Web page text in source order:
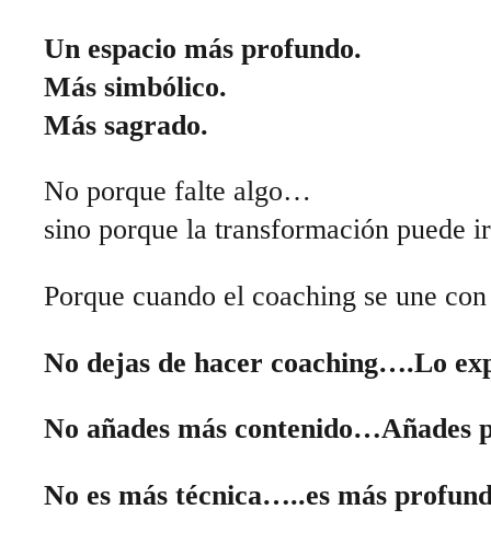
Un espacio más profundo.
Más simbólico.
Más sagrado.
No porque falte algo…
sino porque la transformación puede
Porque cuando el coaching se une
No dejas de hacer coaching….Lo
No añades más contenido…Añades
No es más técnica…..es más